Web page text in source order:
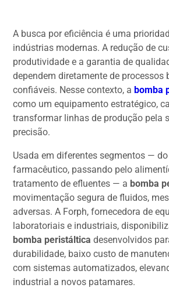
A busca por eficiência é uma
indústrias modernas. A redução de
produtividade e a garantia de
dependem diretamente de processos
confiáveis. Nesse contexto, abomba
como um equipamento estratégico,
transformar linhas de produção pela
precisão.
Usada em diferentes segmentos —
farmacêutico, passando pelo
tratamento de efluentes — a bomba
movimentação segura de fluidos,
adversas. A Forph, fornecedora de
laboratoriais e industriais,
bomba peristáltica desenvolvidos
durabilidade, baixo custo de
com sistemas automatizados,
industrial a novos patamares.